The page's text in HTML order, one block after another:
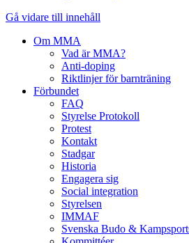
Gå vidare till innehåll
Om MMA
Vad är MMA?
Anti-doping
Riktlinjer för barnträning
Förbundet
FAQ
Styrelse Protokoll
Protest
Kontakt
Stadgar
Historia
Engagera sig
Social integration
Styrelsen
IMMAF
Svenska Budo &